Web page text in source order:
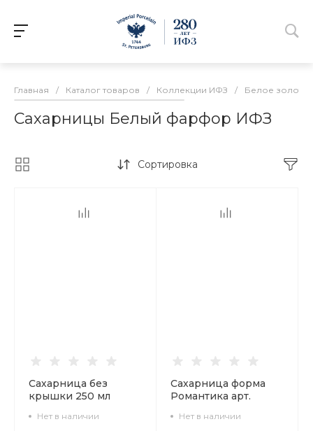
Главная / Каталог товаров / Коллекции ИФЗ / Белое золото
Сахарницы Белый фарфор ИФЗ
Сортировка
Сахарница без
крышки 250 мл
рисунок Белый арт.
Нет в наличии
Сахарница форма
Романтика арт.
Нет в наличии